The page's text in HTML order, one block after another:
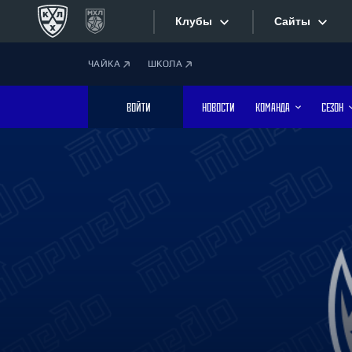
Клубы
Дивизион Боброва
Лада
Сайты
Фотобанк
ЧАЙКА ШКОЛА
ВОЙТИ НОВОСТИ КОМАНДА СЕЗОН